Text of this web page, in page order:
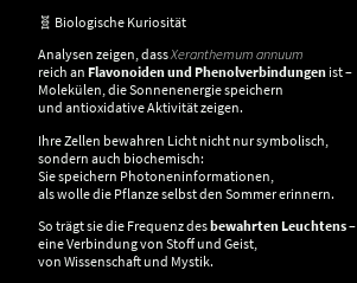
🧬 Biologische Kuriosität
Analysen zeigen, dassXeranthemum annuum
reich an Flavonoiden und Phenolverbindungen ist –
Molekülen, die Sonnenenergie speichern
und antioxidative Aktivität zeigen.
Ihre Zellen bewahren Licht nicht nur symbolisch,
sondern auch biochemisch:
Sie speichern Photoneninformationen,
als wolle die Pflanze selbst den Sommer erinnern.
So trägt sie die Frequenz desbewahrten Leuchtens–
eine Verbindung von Stoff und Geist,
von Wissenschaft und Mystik.